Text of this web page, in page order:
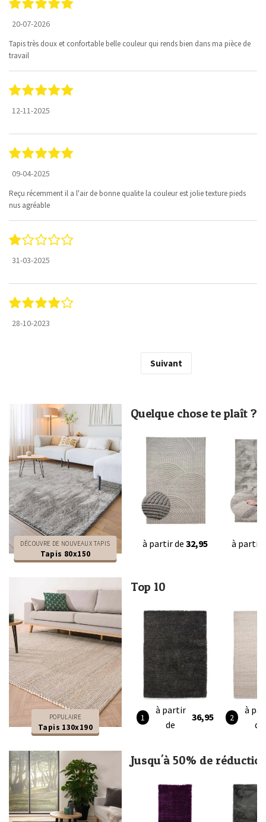
20-07-2026
Tapis très doux et confortable belle couleur qui rends bien dans ma pièce de
travail
12-11-2025
09-04-2025
Reçu récemment il a l'air de bonne qualite la couleur est jolie texture pieds
nus agréable
31-03-2025
28-10-2023
Suivant
DÉCOUVRE DE NOUVEAUX TAPIS
Tapis 80x150
Quelque chose te plaît ?
à partir de 32,95 à partir
POPULAIRE
Tapis 130x190
Top 10
à partir
de
36,95
à
de
Jusqu'à 50% de